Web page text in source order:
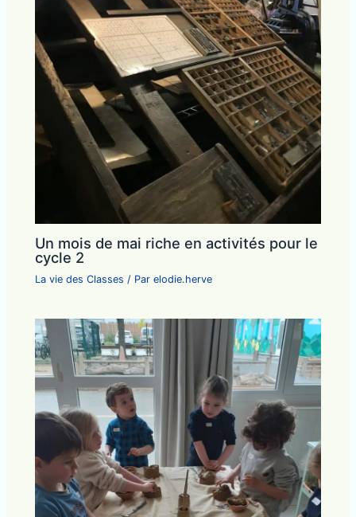
Un mois de mai riche en activités pour le
cycle 2
La vie des Classes / Parelodie.herve